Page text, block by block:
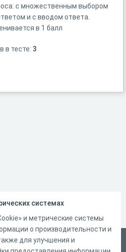
с множественным выбором
и с вводом ответа.
в 1 балл
в тесте: 3
системах
и метрические системы
о производительности и
для улучшения и